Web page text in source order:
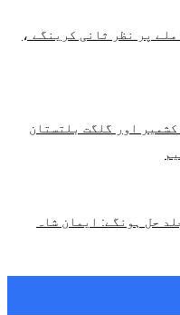
پر نظر ثانی کرینگے ،
اور گلگت بلتستان
حل ہونگے: ایمان شاہ